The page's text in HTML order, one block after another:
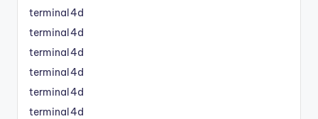
terminal4d
terminal4d
terminal4d
terminal4d
terminal4d
terminal4d